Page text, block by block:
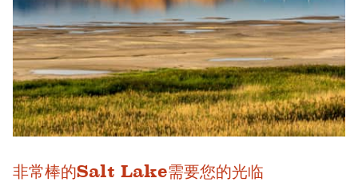
非常棒的Salt Lake需要您的光临